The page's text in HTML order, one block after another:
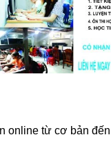
online từ cơ bản